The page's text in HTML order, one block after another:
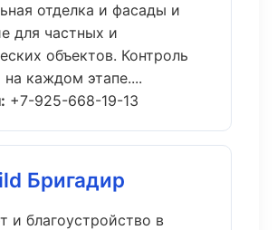
отделка и фасады и
для частных и
объектов. Контроль
на каждом этапе....
+7-925-668-19-13
Бригадир
и благоустройство в